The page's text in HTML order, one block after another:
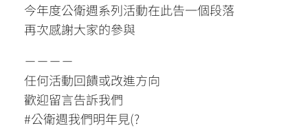
今年度公衛週系列活動在此告一個段落
再次感謝大家的參與
－－－－
任何活動回饋或改進方向
歡迎留言告訴我們
#公衛週我們明年見(?